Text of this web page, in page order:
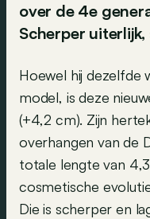
over de 4e
Scherper
Hoewel hij dezelfde
model, is deze
(+4,2 cm). Zijn
overhangen van de
totale lengte van
cosmetische
Die is scherper en